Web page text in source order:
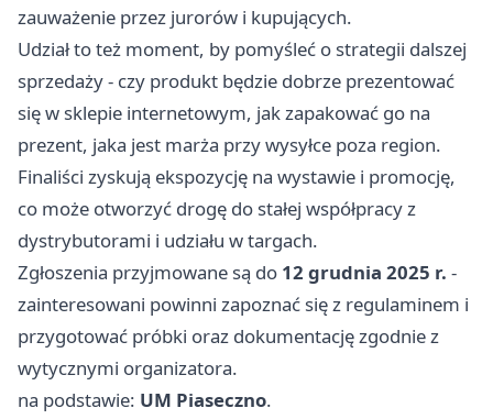
zauważenie przez jurorów i kupujących.
Udział to też moment, by pomyśleć o strategii dalszej
sprzedaży - czy produkt będzie dobrze prezentować
się w sklepie internetowym, jak zapakować go na
prezent, jaka jest marża przy wysyłce poza region.
Finaliści zyskują ekspozycję na wystawie i promocję,
co może otworzyć drogę do stałej współpracy z
dystrybutorami i udziału w targach.
Zgłoszenia przyjmowane są do 12 grudnia 2025 r. -
zainteresowani powinni zapoznać się z regulaminem i
przygotować próbki oraz dokumentację zgodnie z
wytycznymi organizatora.
na podstawie: UM Piaseczno.